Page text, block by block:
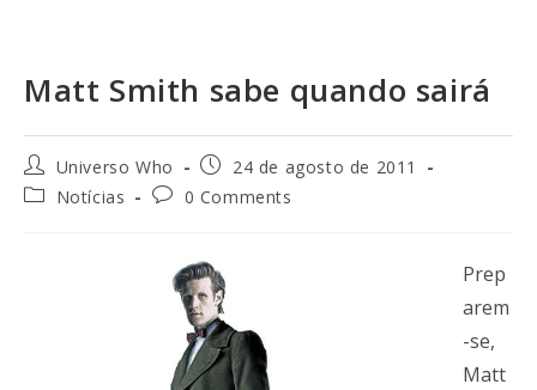
Matt Smith sabe quando sairá
Universo Who
24 de agosto de 2011
Notícias
0 Comments
Prep
arem
-se,
Matt